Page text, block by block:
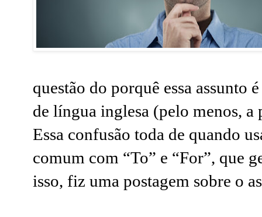
questão do porquê essa assunto
de língua inglesa (pelo menos,
Essa confusão toda de quando
comum com “To” e “For”, que
isso, fiz uma postagem sobre o